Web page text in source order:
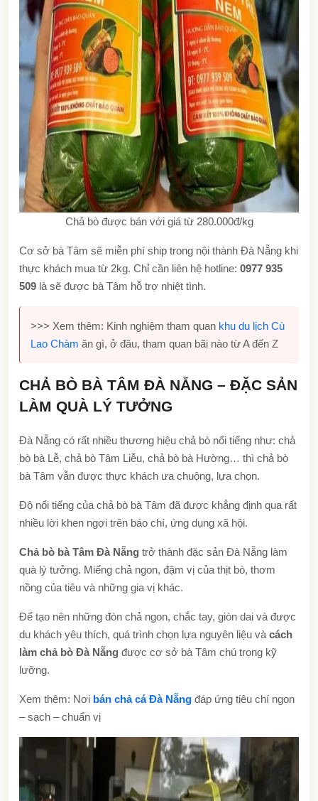
Chả bò được bán với giá từ 280.000đ/kg
Cơ sở bà Tâm sẽ miễn phí ship trong nội thành Đà Nẵng khi
thực khách mua từ 2kg. Chỉ cần liên hệ hotline: 0977 935
509 là sẽ được bà Tâm hỗ trợ nhiệt tình.
>>> Xem thêm: Kinh nghiệm tham quan khu du lịch Cù
Lao Chàm ăn gì, ở đâu, tham quan bãi nào từ A đến Z
CHẢ BÒ BÀ TÂM ĐÀ NẴNG – ĐẶC SẢN
LÀM QUÀ LÝ TƯỞNG
Đà Nẵng có rất nhiều thương hiệu chả bò nổi tiếng như: chả
bò bà Lễ, chả bò Tâm Liễu, chả bò bà Hường… thì chả bò
bà Tâm vẫn được thực khách ưa chuộng, lựa chọn.
Độ nổi tiếng của chả bò bà Tâm đã được khẳng định qua rất
nhiều lời khen ngợi trên báo chí, ứng dụng xã hội.
Chả bò bà Tâm Đà Nẵng trở thành đặc sản Đà Nẵng làm
quà lý tưởng. Miếng chả ngon, đậm vị của thịt bò, thơm
nồng của tiêu và những gia vị khác.
Để tạo nên những đòn chả ngon, chắc tay, giòn dai và được
du khách yêu thích, quá trình chọn lựa nguyên liệu và cách
làm chả bò Đà Nẵng được cơ sở bà Tâm chú trọng kỹ
lưỡng.
Xem thêm: Nơi bán chả cá Đà Nẵng đáp ứng tiêu chí ngon
– sạch – chuẩn vị